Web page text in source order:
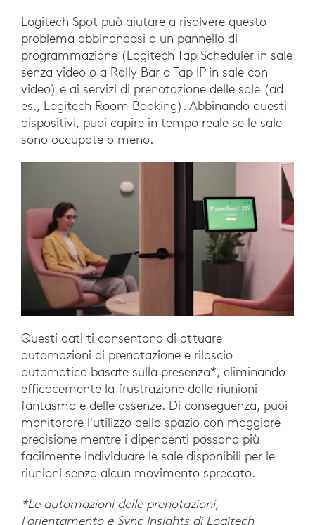
Logitech Spot può aiutare a risolvere questo
problema abbinandosi a un pannello di
programmazione (Logitech Tap Scheduler in sale
senza video o a Rally Bar o Tap IP in sale con
video) e ai servizi di prenotazione delle sale (ad
es., Logitech Room Booking). Abbinando questi
dispositivi, puoi capire in tempo reale se le sale
sono occupate o meno.
Questi dati ti consentono di attuare
automazioni di prenotazione e rilascio
automatico basate sulla presenza*, eliminando
efficacemente la frustrazione delle riunioni
fantasma e delle assenze. Di conseguenza, puoi
monitorare l'utilizzo dello spazio con maggiore
precisione mentre i dipendenti possono più
facilmente individuare le sale disponibili per le
riunioni senza alcun movimento sprecato.
*Le automazioni delle prenotazioni,
l'orientamento e Sync Insights di Logitech